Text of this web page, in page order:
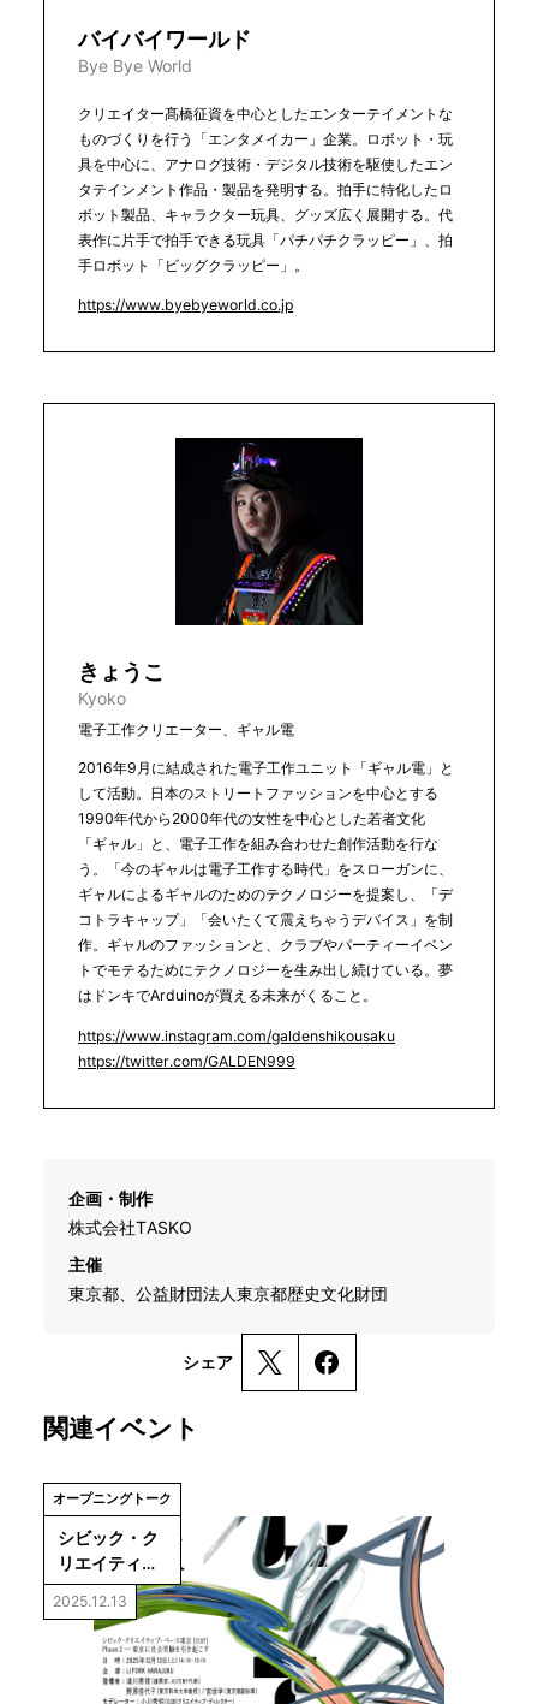
バイバイワールド
Bye Bye World
クリエイター髙橋征資を中心としたエンターテイメントな
ものづくりを行う「エンタメイカー」企業。ロボット・玩
具を中心に、アナログ技術・デジタル技術を駆使したエン
タテインメント作品・製品を発明する。拍手に特化したロ
ボット製品、キャラクター玩具、グッズ広く展開する。代
表作に片手で拍手できる玩具「パチパチクラッピー」、拍
手ロボット「ビッグクラッピー」。
https://www.byebyeworld.co.jp
きょうこ
Kyoko
電子工作クリエーター、ギャル電
2016年9月に結成された電子工作ユニット「ギャル電」と
して活動。日本のストリートファッションを中心とする
1990年代から2000年代の女性を中心とした若者文化
「ギャル」と、電子工作を組み合わせた創作活動を行な
う。「今のギャルは電子工作する時代」をスローガンに、
ギャルによるギャルのためのテクノロジーを提案し、「デ
コトラキャップ」「会いたくて震えちゃうデバイス」を制
作。ギャルのファッションと、クラブやパーティーイベン
トでモテるためにテクノロジーを生み出し続けている。夢
はドンキでArduinoが買える未来がくること。
https://www.instagram.com/galdenshikousaku
https://twitter.com/GALDEN999
企画・制作
株式会社TASKO
主催
東京都、公益財団法人東京都歴史文化財団
シェア
関連イベント
オープニングトーク
シビック・ク
リエイティ
ブ・ベース東
京［CCBT］
Phase 2―東
京に社会実験
を引き起こす
2025.12.13